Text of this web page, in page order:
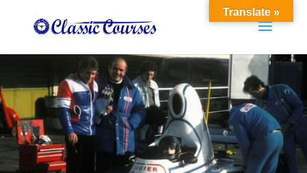
Translate »